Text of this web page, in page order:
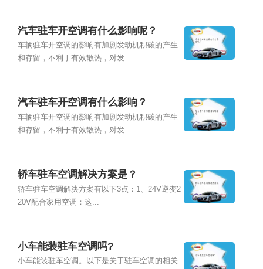
汽车驻车开空调有什么影响呢？
车辆驻车开空调的影响有加剧发动机积碳的产生
和存留，不利于有效散热，对发...
汽车驻车开空调有什么影响？
车辆驻车开空调的影响有加剧发动机积碳的产生
和存留，不利于有效散热，对发...
轿车驻车空调解决方案是？
轿车驻车空调解决方案有以下3点：1、24V逆变2
20V配合家用空调：这...
小车能装驻车空调吗?
小车能装驻车空调。以下是关于驻车空调的相关